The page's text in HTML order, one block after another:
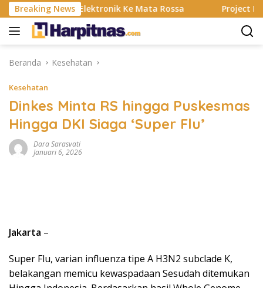
Langsung
ke
konten
Breaking News
Alat Elektronik Ke Mata Rossa Project Pop
Beranda Kesehatan
Kesehatan
Dinkes Minta RS hingga Puskesmas
Hingga DKI Siaga ‘Super Flu’
Dara Sarasvati
Januari 6, 2026
Jakarta –
Super Flu, varian influenza tipe A H3N2 subclade K,
belakangan memicu kewaspadaan Sesudah ditemukan